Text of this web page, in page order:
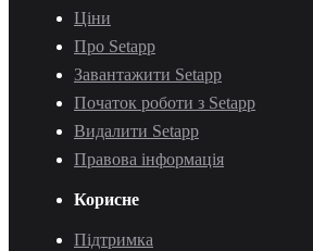
Ціни
Про Setapp
Завантажити Setapp
Початок роботи з Setapp
Видалити Setapp
Правова інформація
Корисне
Підтримка